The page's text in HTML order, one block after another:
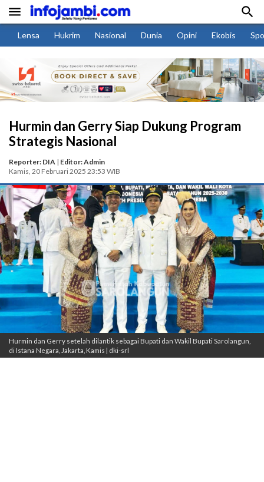
 
Lensa Hukrim Nasional Dunia Opini Ekobis
Hurmin dan Gerry Siap Dukung Program
Strategis Nasional
Reporter: DIA | Editor: Admin
Kamis, 20 Februari 2025 23:53 WIB
Hurmin dan Gerry setelah dilantik sebagai Bupati dan Wakil Bupati Sarolangun,
di Istana Negara, Jakarta, Kamis | dki-srl